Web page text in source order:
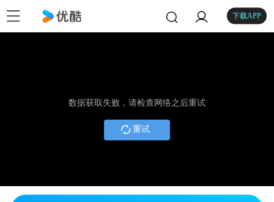
下载APP
数据获取失败，请检查网络之后重试
重试